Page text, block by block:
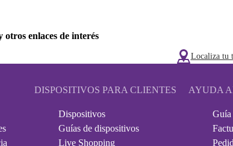
otros enlaces de interés
Localiza tu
DISPOSITIVOS PARA CLIENTES
Dispositivos
Guías de dispositivos
Live Shopping
AYUDA
Guía